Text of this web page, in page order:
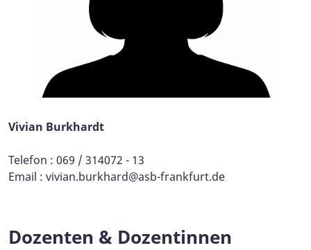
Vivian Burkhardt
Telefon : 069 / 314072 - 13
Email : vivian.burkhard@asb-frankfurt.de
Dozenten & Dozentinnen